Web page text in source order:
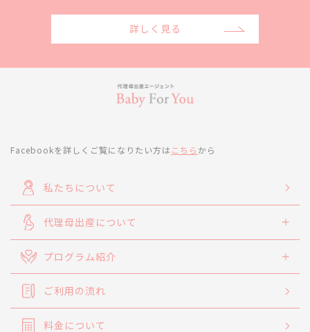
詳しく見る
Facebookを詳しくご覧になりたい方は こちら から
私たちについて
代理母出産について
プログラム紹介
ご利用の流れ
料金について